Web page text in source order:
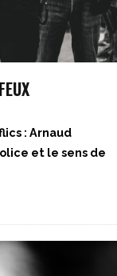
: Arnaud
et le sens de